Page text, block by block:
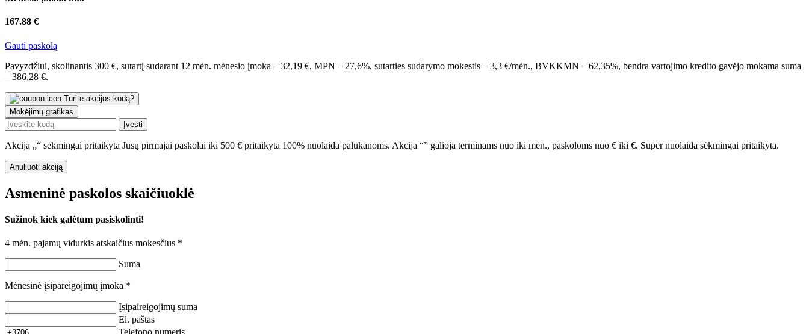
167.88 €
Gauti paskolą
Pavyzdžiui, skolinantis 300 €, sutartį sudarant 12 mėn. mėnesio įmoka – 32,19 €, MPN – 27,6%, sutarties sudarymo mokestis – 3,3 €/mėn., BVKKMN – 62,35%, bendra vartojimo kredito gavėjo mokama suma
– 386,28 €.
Turite akcijos kodą?
Mokėjimų grafikas
Įvesti
Akcija „“ sėkmingai pritaikyta Jūsų pirmajai paskolai iki 500 € pritaikyta 100% nuolaida palūkanoms. Akcija “” galioja terminams nuo iki mėn., paskoloms nuo € iki €. Super nuolaida sėkmingai pritaikyta.
Anuliuoti akciją
Asmeninė paskolos skaičiuoklė
Sužinok kiek galėtum pasiskolinti!
4 mėn. pajamų vidurkis atskaičius mokesčius *
Suma
Mėnesinė įsipareigojimų įmoka *
Įsipaireigojimų suma
El. paštas